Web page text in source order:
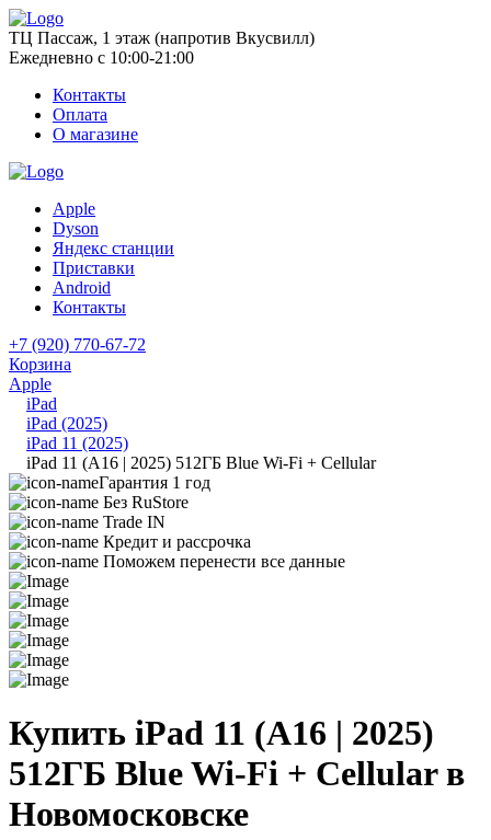
ТЦ Пассаж, 1 этаж (напротив Вкусвилл)
Ежедневно с 10:00-21:00
Контакты
Оплата
О магазине
Apple
Dyson
Яндекс станции
Приставки
Android
Контакты
+7 (920) 770-67-72
Корзина
Apple
iPad
iPad (2025)
iPad 11 (2025)
iPad 11 (A16 | 2025) 512ГБ Blue Wi-Fi + Cellular
Гарантия 1 год
Без RuStore
Trade IN
Кредит и рассрочка
Поможем перенести все данные
Купить iPad 11 (A16 | 2025)
512ГБ Blue Wi-Fi + Cellular в
Новомосковске